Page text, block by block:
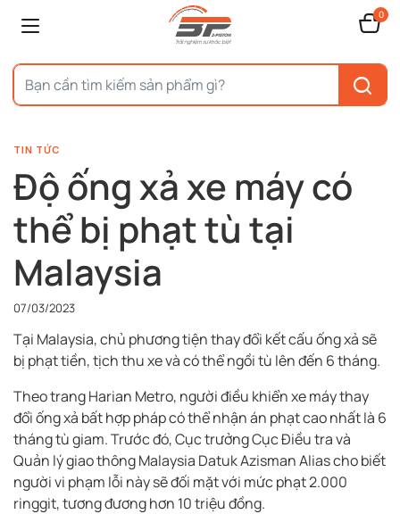
0
TIN TỨC
Độ ống xả xe máy có
thể bị phạt tù tại
Malaysia
07/03/2023
Tại Malaysia, chủ phương tiện thay đổi kết cấu ống xả sẽ
bị phạt tiền, tịch thu xe và có thể ngồi tù lên đến 6 tháng.
Theo trang Harian Metro, người điều khiển xe máy thay
đổi ống xả bất hợp pháp có thể nhận án phạt cao nhất là 6
tháng tù giam. Trước đó, Cục trưởng Cục Điều tra và
Quản lý giao thông Malaysia Datuk Azisman Alias cho biết
người vi phạm lỗi này sẽ đối mặt với mức phạt 2.000
ringgit, tương đương hơn 10 triệu đồng.